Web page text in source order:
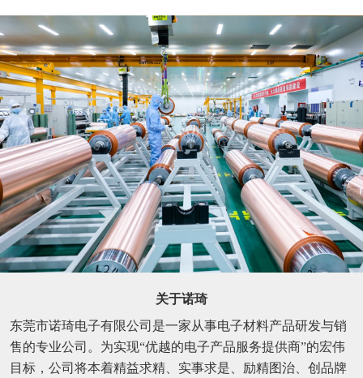
关于诺琦
东莞市诺琦电子有限公司是一家从事电子材料产品研发与销
售的专业公司。为实现“优越的电子产品服务提供商”的宏伟
目标，公司将本着精益求精、实事求是、励精图治、创品牌